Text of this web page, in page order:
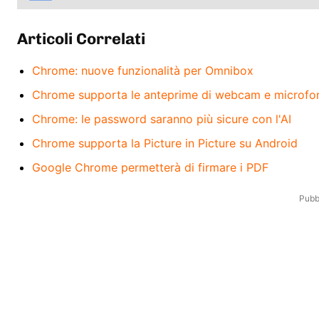
Articoli Correlati
Chrome: nuove funzionalità per Omnibox
Chrome supporta le anteprime di webcam e
Chrome: le password saranno più sicure con l'AI
Chrome supporta la Picture in Picture su Android
Google Chrome permetterà di firmare i PDF